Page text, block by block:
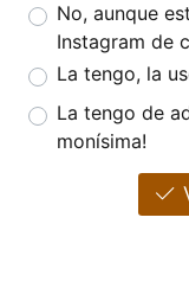
No, aunque
Instagram de
La tengo, la
La tengo de
monísima!